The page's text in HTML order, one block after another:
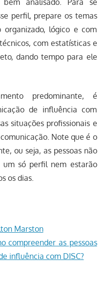
analisado. Para se
perfil, prepare os temas
organizado, lógico e com
com estatísticas e
dando tempo para ele
predominante, é
de influência com
situações profissionais e
Note que é o
ou seja, as pessoas não
um só perfil nem estarão
os dias.
Marston
compreender as pessoas
influência com DISC?